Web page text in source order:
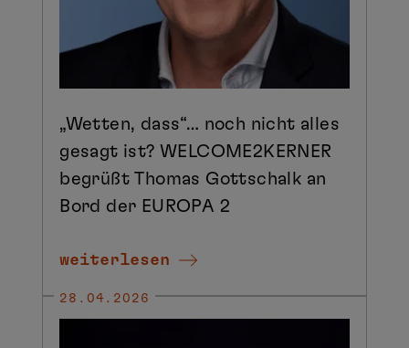
„Wetten, dass“… noch nicht alles
gesagt ist? WELCOME2KERNER
begrüßt Thomas Gottschalk an
Bord der EUROPA 2
weiterlesen
28.04.2026